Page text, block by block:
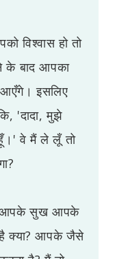
विश्वास हो तो
के बाद आपका
आएँगे। इसलिए
'दादा, मुझे
वे मैं ले लूँ तो
आपके सुख आपके
है क्या? आपके जैसे